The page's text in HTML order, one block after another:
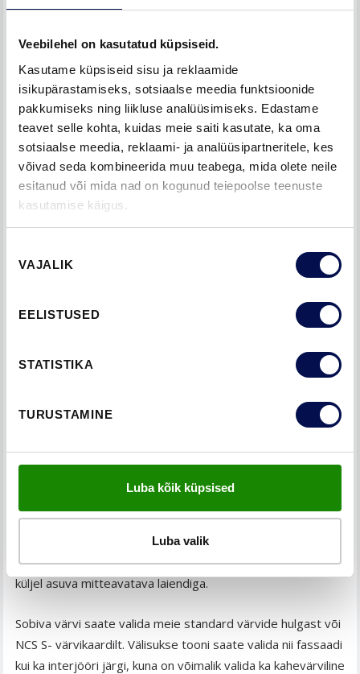
Veebilehel on kasutatud küpsiseid.
Kasutame küpsiseid sisu ja reklaamide
isikupärastamiseks, sotsiaalse meedia funktsioonide
pakkumiseks ning liikluse analüüsimiseks. Edastame
teavet selle kohta, kuidas meie saiti kasutate, ka oma
sotsiaalse meedia, reklaami- ja analüüsipartneritele, kes
võivad seda kombineerida muu teabega, mida olete neile
esitanud või mida nad on kogunud teiepoolse teenuste
kasutamise käigus.
valik
VAJALIK
EELISTUSED
STATISTIKA
TURUSTAMINE
Luba kõik küpsised
Luba valik
STIIL - VALIGE OMA KODULE SOBIV
VÄLISUKS - DISAIN JA VÄRV, MIS
INTERJÖÖRIGA
Ökoloogilise ja energiasäästliku välisukse valimine ei
et meie uksed muudaksid Teie kodu ilusamaks. ECO
välisute valikus leiate enam kui 35 disainilahendust, millest
Lisaks on ECO ehitusega mittavatavad laiendid ja ülaakende
klaaspind varasemast suurem. Eriti hea valguse
läbilaskvuse ja atraktiivse peasissekäigu saate, kui
ühendate näiteks klaasiga ukse, ülaakna ja ukse mõlemal
küljel asuva mitteavatava laiendiga.
Sobiva värvi saate valida meie standard värvide hulgast või
NCS S- värvikaardilt. Välisukse tooni saate valida nii fassaadi
kui ka interjööri järgi, kuna on võimalik valida ka kahevärviline